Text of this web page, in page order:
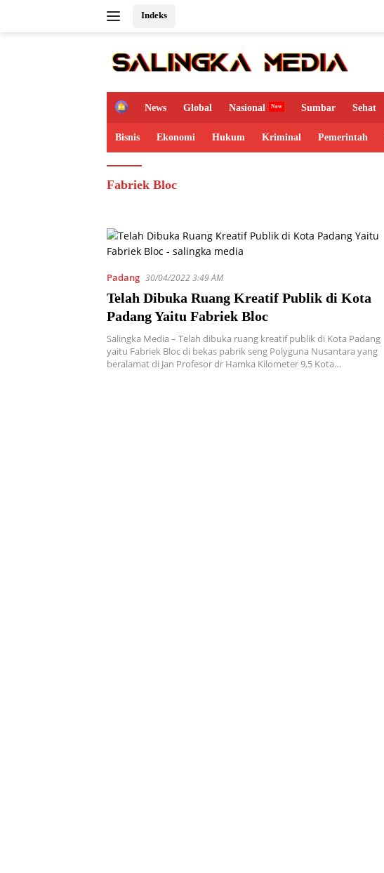
Indeks
H
m
e
News Global Nasional Sumbar Sehat
Bisnis Ekonomi Hukum Kriminal Pemerintah
Fabriek Bloc
Padang 30/04/2022 3:49 AM
Telah Dibuka Ruang Kreatif Publik di Kota
Padang Yaitu Fabriek Bloc
Salingka Media – Telah dibuka ruang kreatif publik di Kota Padang
yaitu Fabriek Bloc di bekas pabrik seng Polyguna Nusantara yang
beralamat di Jan Profesor dr Hamka Kilometer 9,5 Kota…